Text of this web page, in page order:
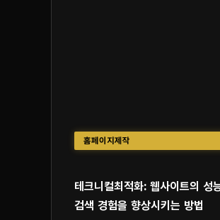
홈페이지제작
테크니컬최적화: 웹사이트의 성
검색 경험을 향상시키는 방법